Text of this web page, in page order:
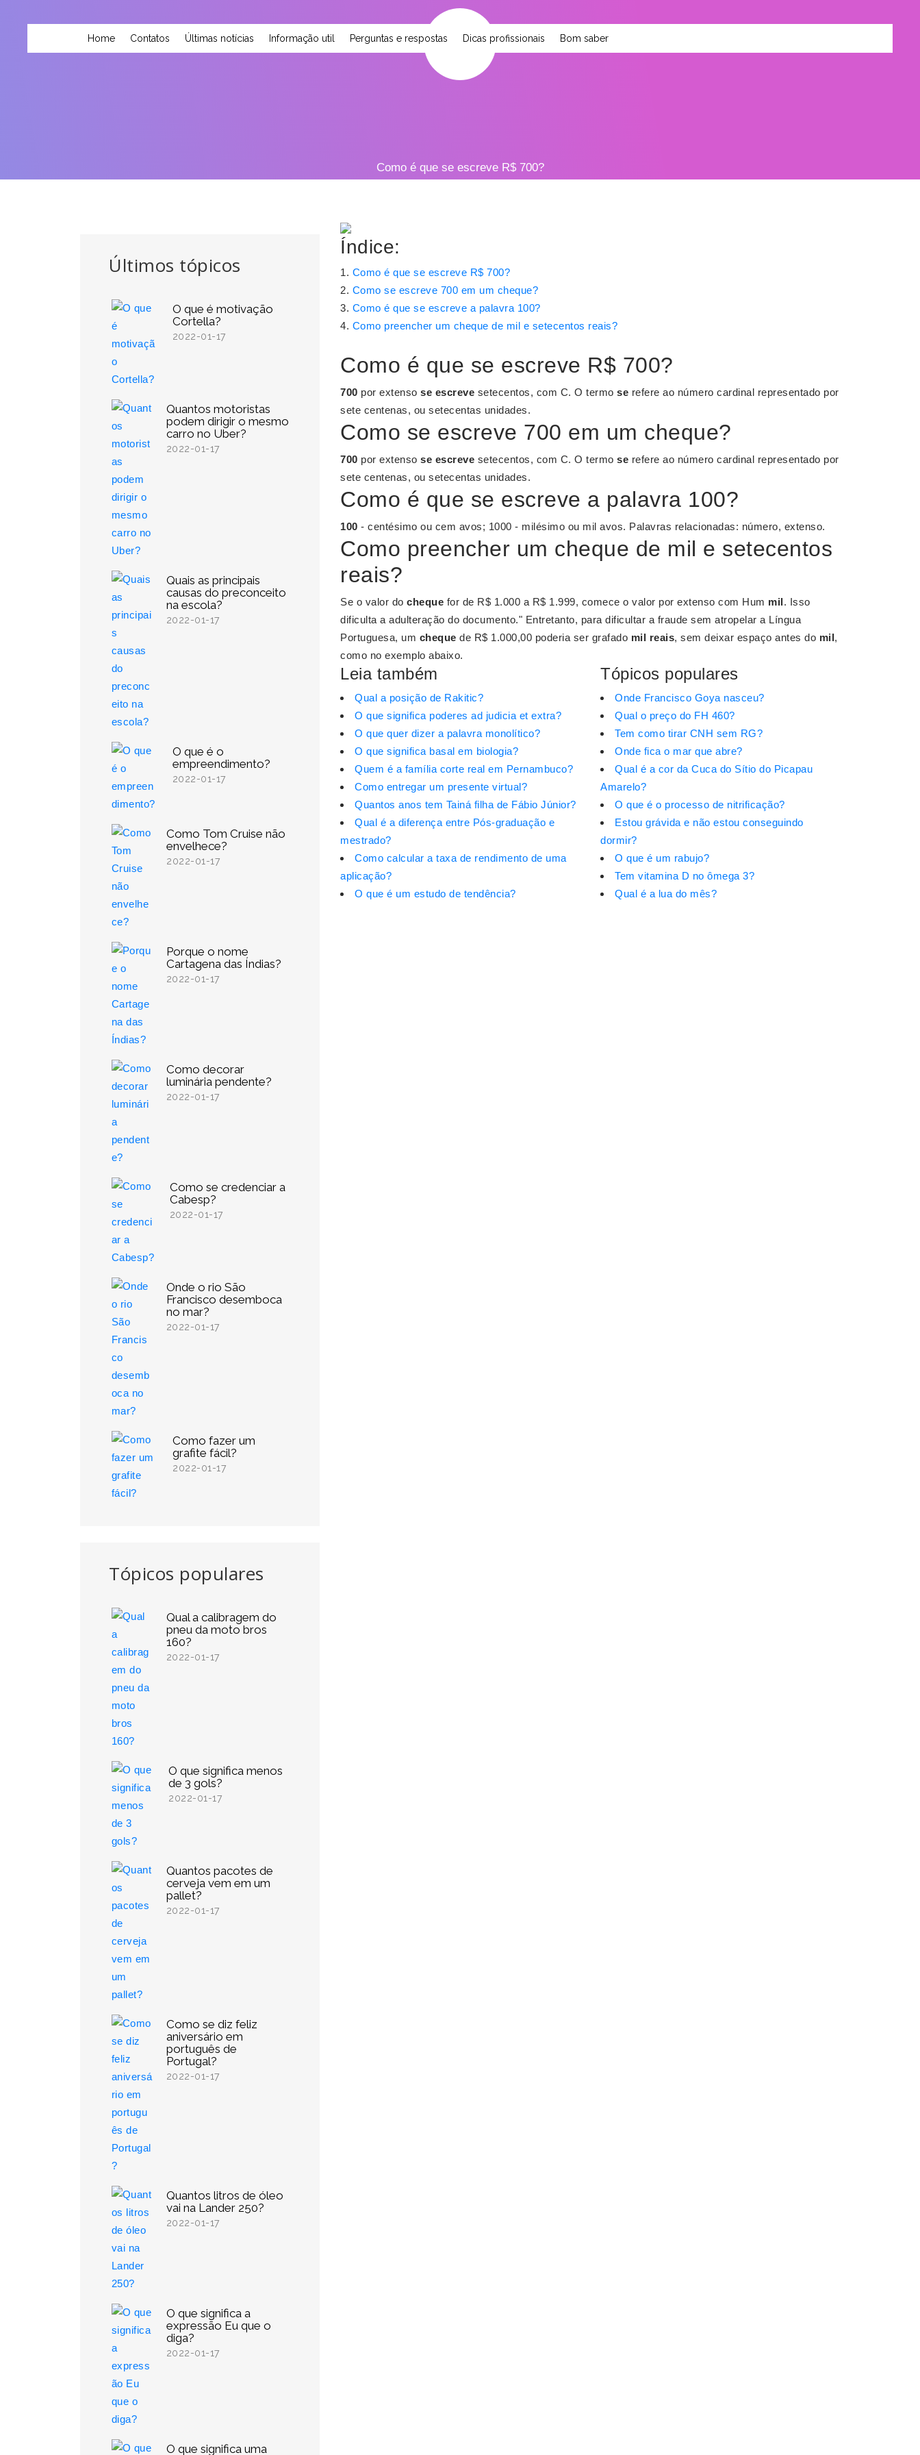
Home Contatos Últimas notícias Informação util Perguntas e respostas Dicas profissionais Bom saber
Como é que se escreve R$ 700?
Últimos tópicos
O que é motivação
Cortella?
2022-01-17
Quantos motoristas
podem dirigir o mesmo
carro no Uber?
2022-01-17
Quais as principais
causas do preconceito
na escola?
2022-01-17
O que é o
empreendimento?
2022-01-17
Como Tom Cruise não
envelhece?
2022-01-17
Porque o nome
Cartagena das Índias?
2022-01-17
Como decorar
luminária pendente?
2022-01-17
Como se credenciar a
Cabesp?
2022-01-17
Onde o rio São
Francisco desemboca
no mar?
2022-01-17
Como fazer um
grafite fácil?
2022-01-17
Tópicos populares
Qual a calibragem do
pneu da moto bros
160?
2022-01-17
O que significa menos
de 3 gols?
2022-01-17
Quantos pacotes de
cerveja vem em um
pallet?
2022-01-17
Como se diz feliz
aniversário em
português de
Portugal?
2022-01-17
Quantos litros de óleo
vai na Lander 250?
2022-01-17
O que significa a
expressão Eu que o
diga?
2022-01-17
O que significa uma
Índice:
Como é que se escreve R$ 700?
Como se escreve 700 em um cheque?
Como é que se escreve a palavra 100?
Como preencher um cheque de mil e setecentos reais?
Como é que se escreve R$ 700?
700 por extenso se escreve setecentos, com C. O termo se refere ao número cardinal representado por
sete centenas, ou setecentas unidades.
Como se escreve 700 em um cheque?
700 por extenso se escreve setecentos, com C. O termo se refere ao número cardinal representado por
sete centenas, ou setecentas unidades.
Como é que se escreve a palavra 100?
100 - centésimo ou cem avos; 1000 - milésimo ou mil avos. Palavras relacionadas: número, extenso.
Como preencher um cheque de mil e setecentos
reais?
Se o valor do cheque for de R$ 1.000 a R$ 1.999, comece o valor por extenso com Hum mil . Isso
dificulta a adulteração do documento." Entretanto, para dificultar a fraude sem atropelar a Língua
Portuguesa, um cheque de R$ 1.000,00 poderia ser grafado mil reais, sem deixar espaço antes do mil ,
como no exemplo abaixo.
Leia também
Qual a posição de Rakitic?
O que significa poderes ad judicia et extra?
O que quer dizer a palavra monolítico?
O que significa basal em biologia?
Quem é a família corte real em Pernambuco?
Como entregar um presente virtual?
Quantos anos tem Tainá filha de Fábio Júnior?
Qual é a diferença entre Pós-graduação e
mestrado?
Como calcular a taxa de rendimento de uma
aplicação?
O que é um estudo de tendência?
Tópicos populares
Onde Francisco Goya nasceu?
Qual o preço do FH 460?
Tem como tirar CNH sem RG?
Onde fica o mar que abre?
Qual é a cor da Cuca do Sítio do Picapau
Amarelo?
O que é o processo de nitrificação?
Estou grávida e não estou conseguindo
dormir?
O que é um rabujo?
Tem vitamina D no ômega 3?
Qual é a lua do mês?